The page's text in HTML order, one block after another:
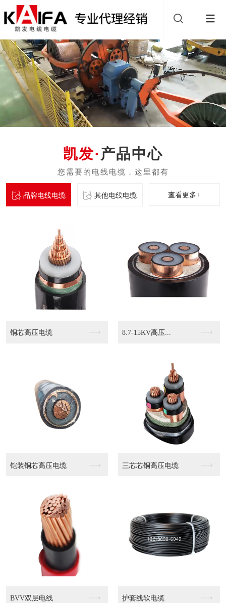
产品中心
品牌电线电缆 其他电线电缆 查看更多+
KVVP2 4503... KVVP2-22 4...
WDZN-YJY 0... WDZN-YJY
WDZ-YJY 0.... WDZ-YJY 0....
压...
电缆